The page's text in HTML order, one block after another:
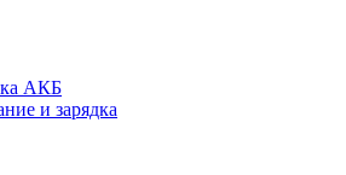
АКБ
и зарядка